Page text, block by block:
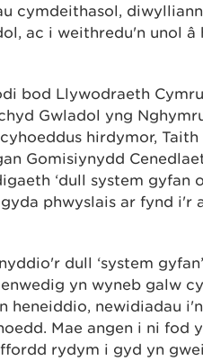
cymdeithasol,
ac i weithredu'n unol
bod Llywodraeth
Gwladol yng
hirdymor,
Gomisiynydd
‘dull system gyfan
gyda phwyslais ar fynd
dull ‘system
yn wyneb galw
heneiddio, newidiadau
Mae angen i ni fod
rydym i gyd yn